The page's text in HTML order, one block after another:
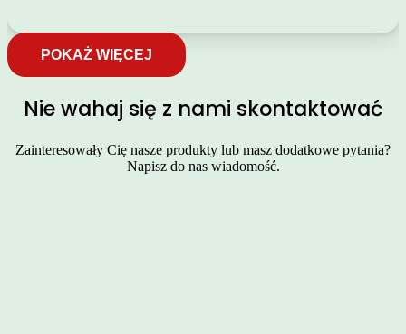
POKAŻ WIĘCEJ
Nie wahaj się z nami skontaktować
Zainteresowały Cię nasze produkty lub masz dodatkowe pytania?
Napisz do nas wiadomość.